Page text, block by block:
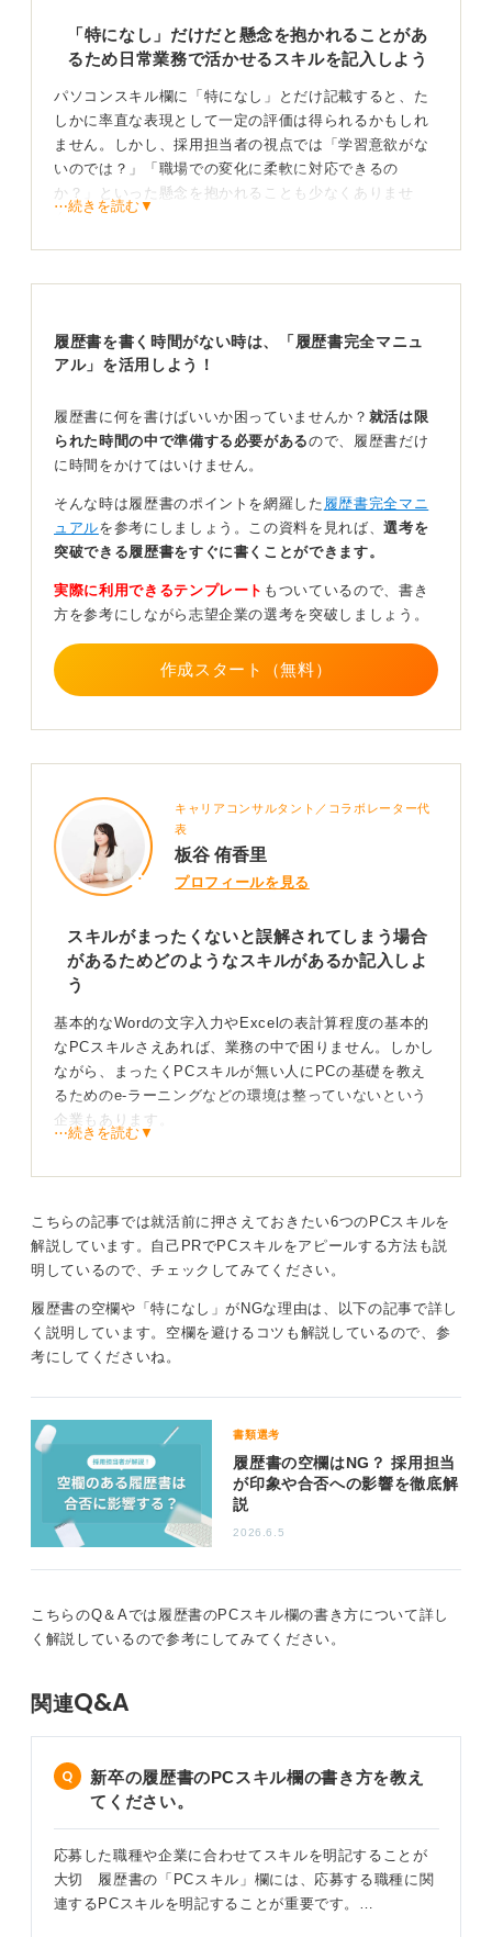
「特になし」だけだと懸念を抱かれることがあ
るため日常業務で活かせるスキルを記入しよう
パソコンスキル欄に「特になし」とだけ記載すると、た
しかに率直な表現として一定の評価は得られるかもしれ
ません。しかし、採用担当者の視点では「学習意欲がな
いのでは？」「職場での変化に柔軟に対応できるの
か？」といった懸念を抱かれることも少なくありませ
ん。
実際、ある事務職の採用現場では、基本的な表計算ソフ
書類選考の通過率は一般的に30から50％程度とされてお
が埋もれてしまう可能性があります。
たとえ高度な技術を持っていなくても、「Wordで報告書
や議事録の作成をした」「Excelで売上管理表や簡単な
関数（SUM、AVERAGEなど）を使って表を作成した」
といった日常的な業務で活かせるスキルを具体的に記す
ことが大切です。
自主的に練習していることや継続していることを伝
えて主体性や向上心を伝えよう
また、「現在MOS（Microsoft Office Specialist）の
Excel資格取得に向けて勉強中」「YouTubeや無料講座
実際に、以前サポートした求職者は、「週に3日、1時間
ずつタイピング練習を継続している」と書いたことで
「努力を継続できる人」と評価され、面接へと進むきっ
かけになりました。
からの成長」を同時に伝えられる重要な項目です。完璧
でなくても構いません。自分が取り組んでいることや、
できることを正確に伝えることが、書類選考を突破する
ためのポイントとなります。
0
⋯続きを読む▼
履歴書を書く時間がない時は、「履歴書完全マニュ
アル」を活用しよう！
履歴書に何を書けばいいか困っていませんか？ 就活は限
られた時間の中で準備する必要があるので、履歴書だけ
に時間をかけてはいけません。
そんな時は履歴書のポイントを網羅した 履歴書完全マニ
ュアルを参考にしましょう。この資料を見れば、選考を
突破できる履歴書をすぐに書くことができます。
実際に利用できるテンプレート もついているので、書き
方を参考にしながら志望企業の選考を突破しましょう。
作成スタート（無料）
キャリアコンサルタント／コラボレーター代
表
板谷 侑香里
プロフィールを見る
スキルがまったくないと誤解されてしまう場合
があるためどのようなスキルがあるか記入しよ
う
基本的なWordの文字入力やExcelの表計算程度の基本的
なPCスキルさえあれば、業務の中で困りません。しかし
ながら、まったくPCスキルが無い人にPCの基礎を教え
るためのe-ラーニングなどの環境は整っていないという
企業もあります。
PCスキル自体がまったく無いのではないかと誤解を与え
を伝えるべく、「Word:文字入力、Excel:基本的な表計
算」など、具体的にどのようなスキルがあるかを記載し
た方がPRにつながり選考で有利です。
新卒採用ではPCスキルが決め手になることは少ない
が具体的に書いた方が心象はよくなる
企業によって異なるため選考通過率に関しては一概に言
えません。
新卒採用の際はPCスキルの部分で「特になし」と書かれ
ていたからと言っても、高校で情報の授業が必修になる
など、最低限PCに触れてきているという前提があるため
が企業側の印象は良いです。
⋯続きを読む▼
こちらの記事では就活前に押さえておきたい6つのPCスキルを
解説しています 。自己PRでPCスキルをアピールする方法も説
明しているので、チェックしてみてください。
履歴書の空欄や「特になし」がNGな理由は、以下の記事で詳し
く説明しています。空欄を避けるコツも解説しているので、参
考にしてくださいね。
書類選考
履歴書の空欄はNG？ 採用担当
が印象や合否への影響を徹底解
説
2026.6.5
こちらのQ＆Aでは履歴書のPCスキル欄の書き方について詳し
く解説しているので参考にしてみてください。
関連Q&A
新卒の履歴書のPCスキル欄の書き方を教え
てください。
応募した職種や企業に合わせてスキルを明記することが
大切 履歴書の「PCスキル」欄には、応募する職種に関
連するPCスキルを明記することが重要です。…